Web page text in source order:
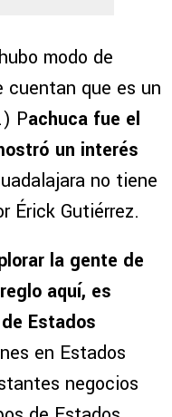
modo de
cuentan que es un
Pachuca fue el
un interés
no tiene
Érick Gutiérrez.
la gente de
aquí, es
Estados
en Estados
negocios